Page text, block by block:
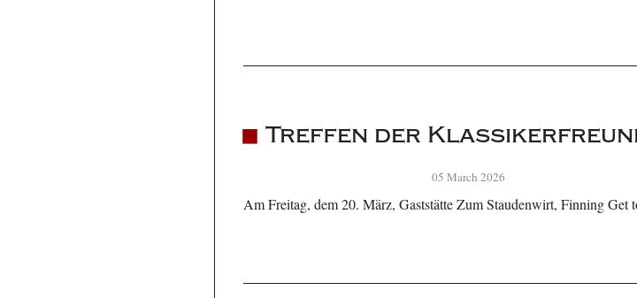
Treffen der
05 March 2026
Am Freitag, dem 20. März, Gaststätte Zum Staudenwirt, Finning Get